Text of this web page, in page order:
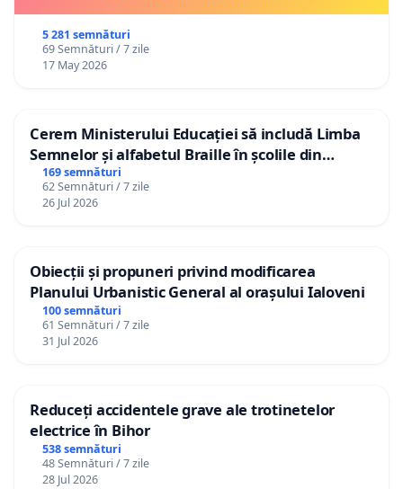
5 281 semnături
69 Semnături / 7 zile
17 May 2026
Cerem Ministerului Educației să includă Limba
Semnelor și alfabetul Braille în școlile din
Republica Moldova!
169 semnături
62 Semnături / 7 zile
26 Jul 2026
Obiecții și propuneri privind modificarea
Planului Urbanistic General al orașului Ialoveni
100 semnături
61 Semnături / 7 zile
31 Jul 2026
Reduceți accidentele grave ale trotinetelor
electrice în Bihor
538 semnături
48 Semnături / 7 zile
28 Jul 2026